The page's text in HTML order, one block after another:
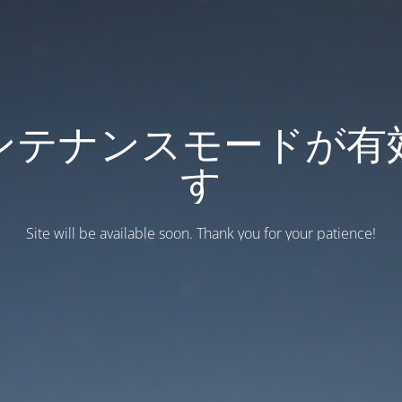
テナンスモードが有
す
Site will be available soon. Thank you for your patience!